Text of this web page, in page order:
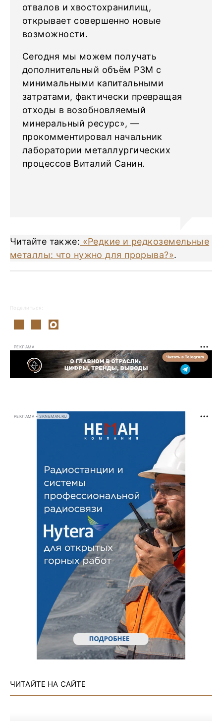
отвалов и хвостохранилищ,
открывает совершенно новые
возможности.
Сегодня мы можем получать
дополнительный объём РЗМ с
минимальными капитальными
затратами, фактически превращая
отходы в возобновляемый
минеральный ресурс», —
прокомментировал начальник
лаборатории металлургических
процессов Виталий Санин.
Читайте также: «Редкие и редкоземельные
металлы: что нужно для прорыва?».
Поделиться:
РЕКЛАМА
РЕКЛАМА • SKNEMAN.RU
ЧИТАЙТЕ НА САЙТЕ